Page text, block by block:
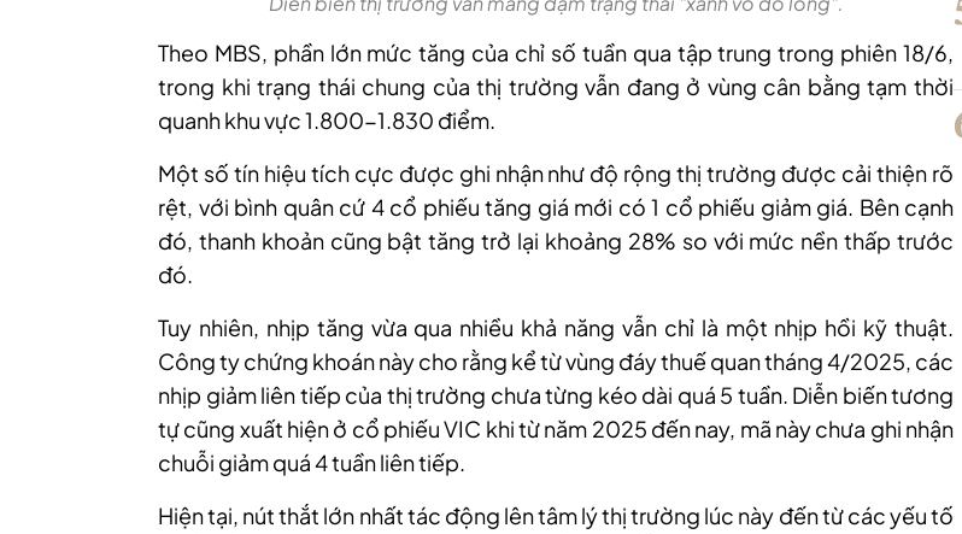
Theo MBS, phần lớn mức tăng của chỉ số tuần qua tập trung trong phiên 18/6,
trong khi trạng thái chung của thị trường vẫn đang ở vùng cân bằng tạm thời
quanh khu vực 1.800-1.830 điểm.
Một số tín hiệu tích cực được ghi nhận như độ rộng thị trường được cải thiện rõ
rệt, với bình quân cứ 4 cổ phiếu tăng giá mới có 1 cổ phiếu giảm giá. Bên cạnh
đó, thanh khoản cũng bật tăng trở lại khoảng 28% so với mức nền thấp trước
đó.
Tuy nhiên, nhịp tăng vừa qua nhiều khả năng vẫn chỉ là một nhịp hồi kỹ thuật.
Công ty chứng khoán này cho rằng kể từ vùng đáy thuế quan tháng 4/2025, các
nhịp giảm liên tiếp của thị trường chưa từng kéo dài quá 5 tuần. Diễn biến tương
tự cũng xuất hiện ở cổ phiếu VIC khi từ năm 2025 đến nay, mã này chưa ghi nhận
chuỗi giảm quá 4 tuần liên tiếp.
Hiệntại, nút thắt lớn nhất tác động lên tâm lý thị trường lúc này đến từ các yếu tố